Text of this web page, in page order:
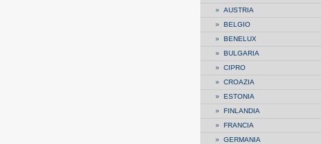
» AUSTRIA
» BELGIO
» BENELUX
» BULGARIA
» CIPRO
» CROAZIA
» ESTONIA
» FINLANDIA
» FRANCIA
» GERMANIA